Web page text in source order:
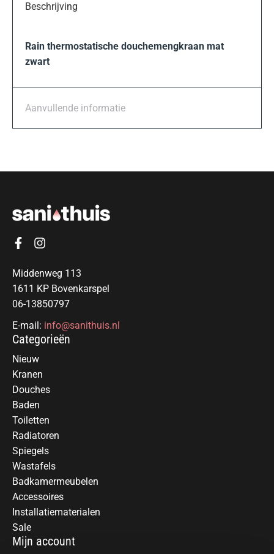
Beschrijving
Rain thermostatische douchemengkraan mat
zwart
Aanvullende informatie
Middenweg 113
1611 KP Bovenkarspel
06-13850797
E-mail: info@sanithuis.nl
Categorieën
Nieuw
Kranen
Douches
Baden
Toiletten
Radiatoren
Spiegels
Wastafels
Badkamermeubelen
Accessoires
Installatiematerialen
Sale
Mijn account